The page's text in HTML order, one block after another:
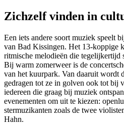
Zichzelf vinden in
Een iets andere soort muziek speelt
van Bad Kissingen. Het 13-koppige
ritmische melodieën die tegelijkertijd
Bij warm zomerweer is de
van het kuurpark. Van daaruit wordt
gedragen tot ze in golven ook tot bij
iedereen die graag bij muziek
evenementen om uit te kiezen:
stermuzikanten zoals de twee
Hahn.